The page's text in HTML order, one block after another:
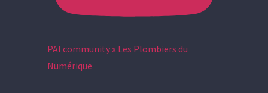
PAI community x Les Plombiers du
Numérique